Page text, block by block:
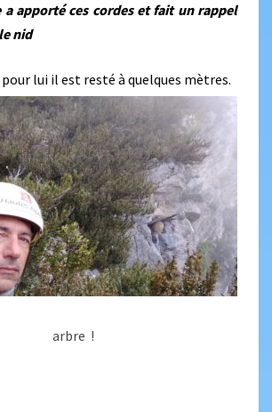
apporté ces cordes et fait un rappel
nid
lui il est resté à quelques mètres.
arbre !